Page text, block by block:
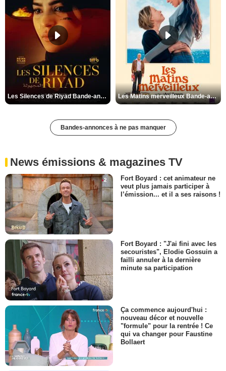
Les Silences de Riyad Bande-annonce VO STFR Les Matins merveilleux Bande-annonce VF
Bandes-annonces à ne pas manquer
News émissions & magazines TV
Fort Boyard : cet animateur ne
veut plus jamais participer à
l’émission... et il a ses raisons !
Fort Boyard : "J'ai fini avec les
secouristes", Elodie Gossuin a
failli annuler à la dernière
minute sa participation
Ça commence aujourd'hui :
nouveau décor et nouvelle
"formule" pour la rentrée ! Ce
qui va changer pour Faustine
Bollaert